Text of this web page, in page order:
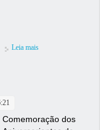
Leia mais
Comemoração dos